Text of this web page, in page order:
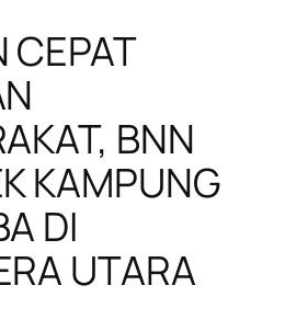
CEPAT
BNN
KAMPUNG
DI
UTARA